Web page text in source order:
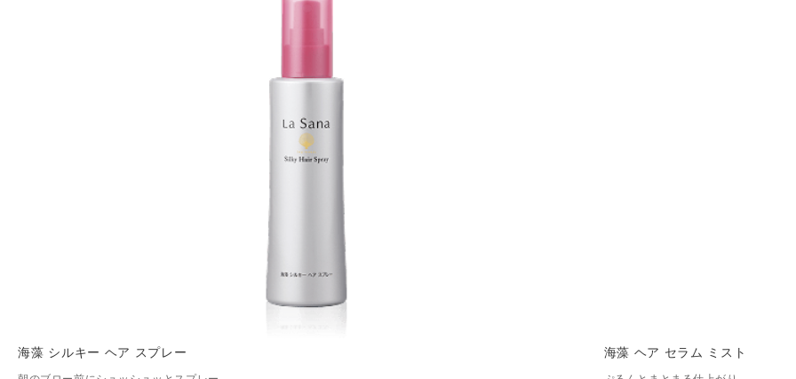
海藻 シルキー ヘア スプレー 海藻 ヘア セラム ミスト